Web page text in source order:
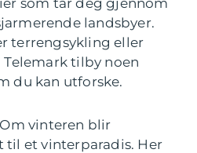
som tar deg gjennom
landsbyer.
terrengsykling eller
tilby noen
du kan utforske.
vinteren blir
til et vinterparadis. Her